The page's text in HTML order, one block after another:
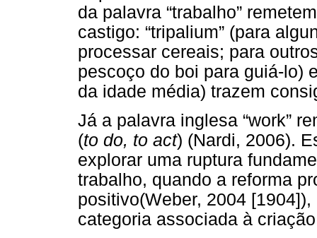
da palavra “trabalho”
castigo: “tripalium” (para
processar cereais; para
pescoço do boi para guiá-lo)
da idade média) trazem
Já a palavra inglesa “work”
(to do, to act) (Nardi, 2006).
explorar uma ruptura
trabalho, quando a reforma
positivo(Weber, 2004
categoria associada à